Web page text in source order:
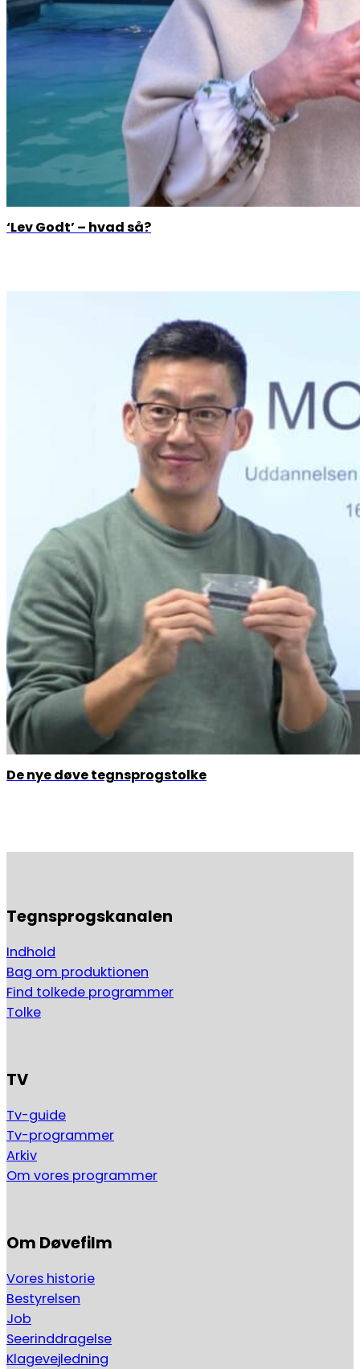
‘Lev Godt’ – hvad så?
De nye døve tegnsprogstolke
Tegnsprogskanalen
Indhold
Bag om produktionen
Find tolkede programmer
Tolke
TV
Tv-guide
Tv-programmer
Arkiv
Om vores programmer
Om Døvefilm
Vores historie
Bestyrelsen
Job
Seerinddragelse
Klagevejledning